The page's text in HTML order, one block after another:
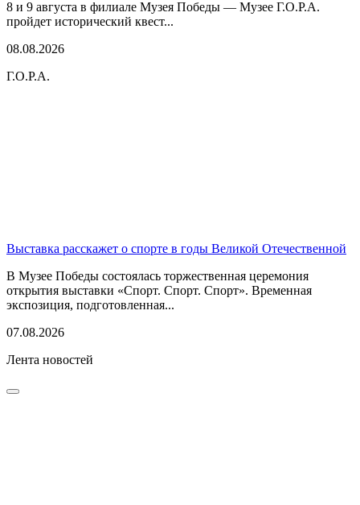
8 и 9 августа в филиале Музея Победы — Музее Г.О.Р.А.
пройдет исторический квест...
08.08.2026
Г.О.Р.А.
Выставка расскажет о спорте в годы Великой Отечественной
В Музее Победы состоялась торжественная церемония
открытия выставки «Спорт. Спорт. Спорт». Временная
экспозиция, подготовленная...
07.08.2026
Лента новостей